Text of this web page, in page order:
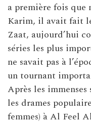
a première fois
Karim, il avait fait
Zaat, aujourd’hui
séries les plus
ne savait pas à
un tournant
Après les
les drames
femmes) à Al Feel